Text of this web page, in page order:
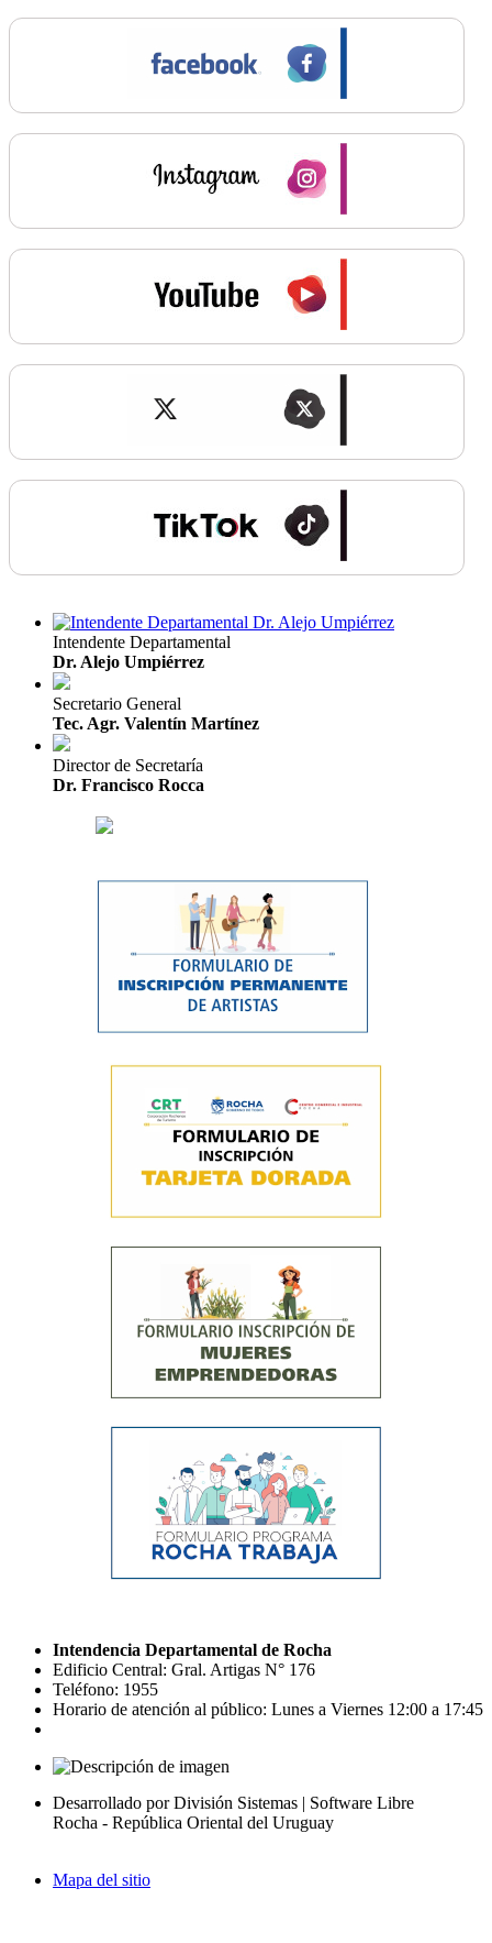
Intendente Departamental
Dr. Alejo Umpiérrez
Secretario General
Tec. Agr. Valentín Martínez
Director de Secretaría
Dr. Francisco Rocca
Intendencia Departamental de Rocha
Edificio Central: Gral. Artigas N° 176
Teléfono: 1955
Horario de atención al público: Lunes a Viernes 12:00 a 17:45
Desarrollado por División Sistemas | Software Libre
Rocha - República Oriental del Uruguay
Mapa del sitio